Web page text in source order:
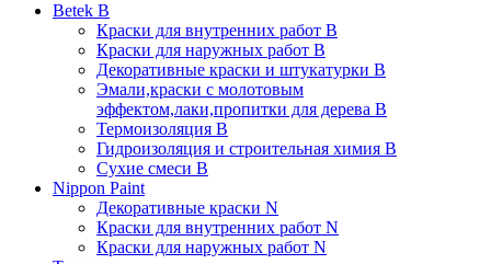
Betek B
Краски для внутренних работ B
Краски для наружных работ B
Декоративные краски и штукатурки В
Эмали,краски с молотовым
эффектом,лаки,пропитки для дерева В
Термоизоляция В
Гидроизоляция и строительная химия В
Сухие смеси B
Nippon Paint
Декоративные краски N
Краски для внутренних работ N
Краски для наружных работ N